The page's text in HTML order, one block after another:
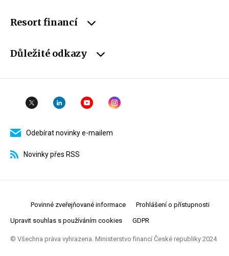
Resort financí
Důležité odkazy
Odebírat novinky e-mailem
Novinky přes RSS
Povinné zveřejňované informace Prohlášení o přístupnosti
Upravit souhlas s používáním cookies GDPR
© Všechna práva vyhrazena. Ministerstvo financí České republiky 2024